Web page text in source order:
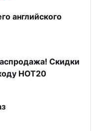
английского
Скидки
HOT20